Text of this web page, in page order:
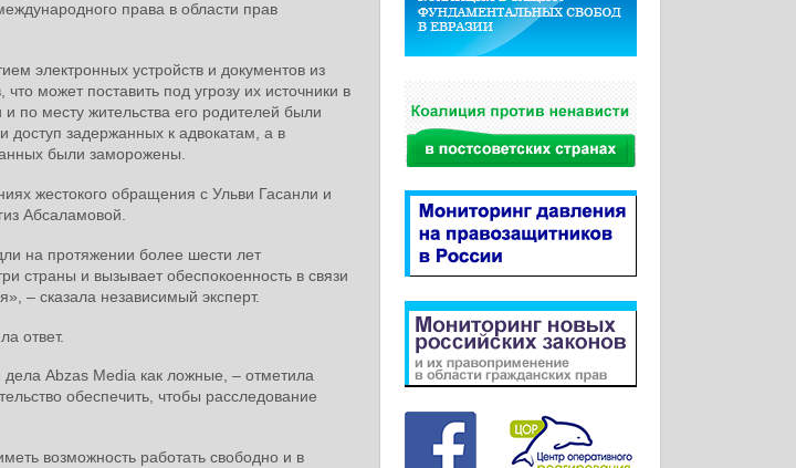
права в области прав
электронных устройств и документов из
может поставить под угрозу их источники в
по месту жительства его родителей были
задержанных к адвокатам, а в
были заморожены.
жестокого обращения с Ульви Гасанли и
Абсаламовой.
на протяжении более шести лет
страны и вызывает обеспокоенность в связи
– сказала независимый эксперт.
ответ.
дела Abzas Media как ложные, – отметила
обеспечить, чтобы расследование
возможность работать свободно и в